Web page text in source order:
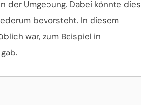
der Umgebung. Dabei könnte dies
bevorsteht. In diesem
war, zum Beispiel in